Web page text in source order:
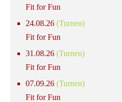
Fit for Fun
24.08.26 (Turnen)
Fit for Fun
31.08.26 (Turnen)
Fit for Fun
07.09.26 (Turnen)
Fit for Fun